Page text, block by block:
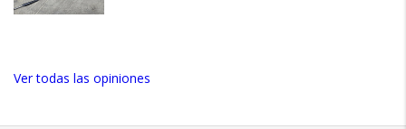
Ver todas las opiniones